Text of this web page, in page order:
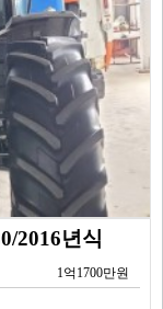
2016년식
1억1700만원